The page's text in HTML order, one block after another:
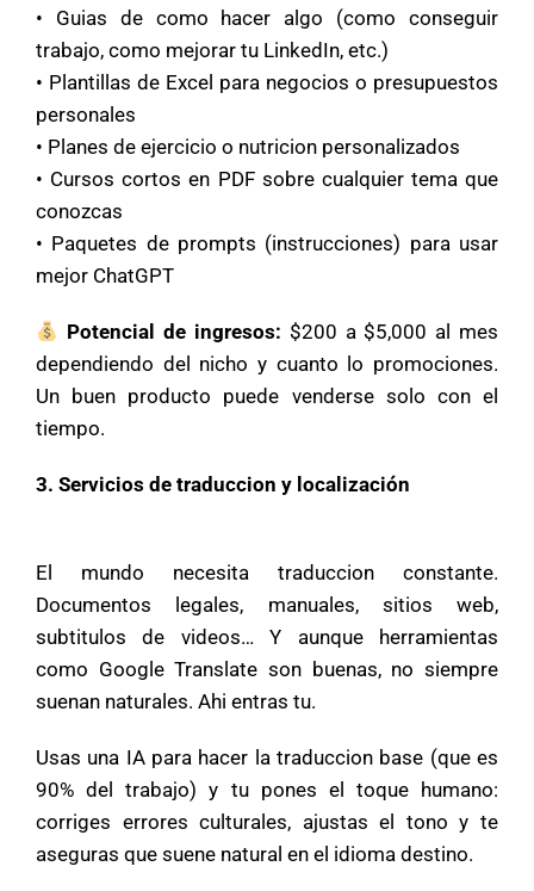
• Guias de como hacer algo (como conseguir
trabajo, como mejorar tu LinkedIn, etc.)
• Plantillas de Excel para negocios o presupuestos
personales
• Planes de ejercicio o nutricion personalizados
• Cursos cortos en PDF sobre cualquier tema que
conozcas
• Paquetes de prompts (instrucciones) para usar
mejor ChatGPT
Potencial de ingresos: $200 a $5,000 al mes
dependiendo del nicho y cuanto lo promociones.
Un buen producto puede venderse solo con el
tiempo.
3. Servicios de traduccion y localización
El mundo necesita traduccion constante.
Documentos legales, manuales, sitios web,
subtitulos de videos… Y aunque herramientas
como Google Translate son buenas, no siempre
suenan naturales. Ahi entras tu.
Usas una IA para hacer la traduccion base (que es
90% del trabajo) y tu pones el toque humano:
corriges errores culturales, ajustas el tono y te
aseguras que suene natural en el idioma destino.